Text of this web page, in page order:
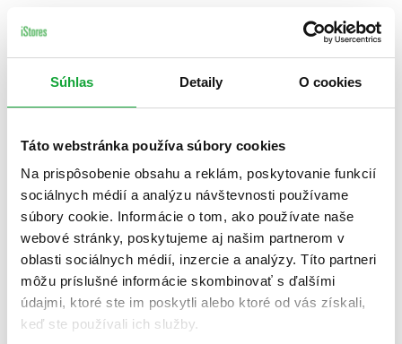
Súhlas Detaily O cookies
Táto webstránka používa súbory cookies
Na prispôsobenie obsahu a reklám, poskytovanie funkcií
sociálnych médií a analýzu návštevnosti používame
súbory cookie. Informácie o tom, ako používate naše
webové stránky, poskytujeme aj našim partnerom v
oblasti sociálnych médií, inzercie a analýzy. Títo partneri
môžu príslušné informácie skombinovať s ďalšími
údajmi, ktoré ste im poskytli alebo ktoré od vás získali,
keď ste používali ich služby.